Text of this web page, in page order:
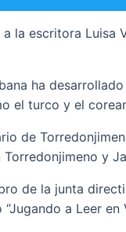
la escritora
ha
turco y el
y
de la junta
a Leer